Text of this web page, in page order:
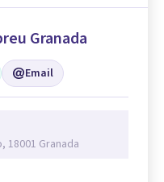
Granada
Email
18001 Granada